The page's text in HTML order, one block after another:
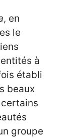
, en
le
à
établi
beaux
groupe